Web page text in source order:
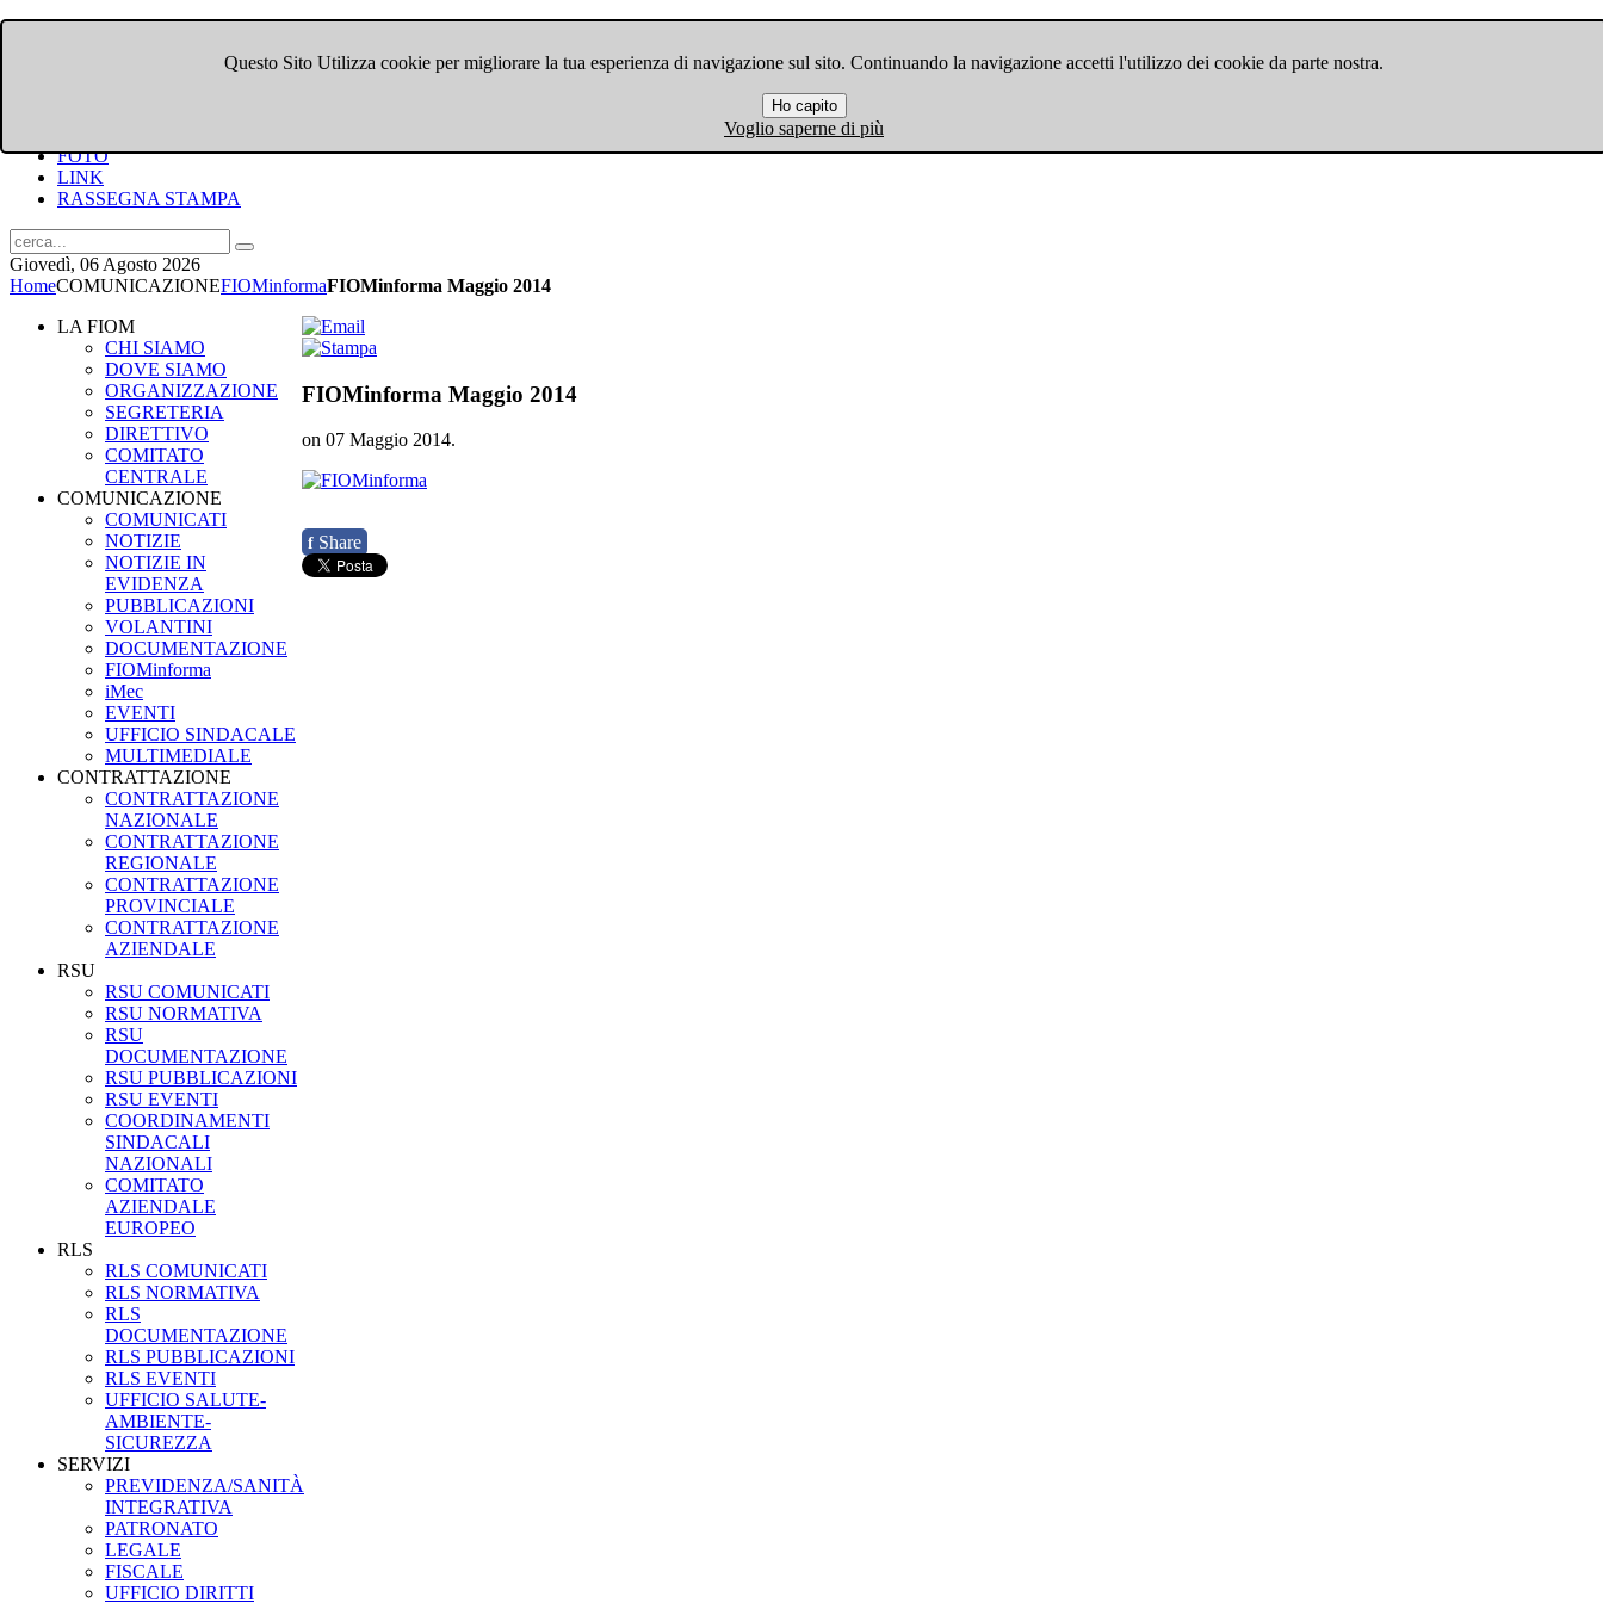
Questo Sito Utilizza cookie per migliorare la tua esperienza di navigazione sul sito. Continuando la navigazione accetti l'utilizzo dei cookie da parte nostra.
Ho capito
Voglio saperne di più
FOTO
LINK
RASSEGNA STAMPA
Giovedì, 06 Agosto 2026
HomeCOMUNICAZIONEFIOMinformaFIOMinforma Maggio 2014
FIOMinforma Maggio 2014
on 07 Maggio 2014.
f Share
LA FIOM
CHI SIAMO
DOVE SIAMO
ORGANIZZAZIONE
SEGRETERIA
DIRETTIVO
COMITATO
CENTRALE
COMUNICAZIONE
COMUNICATI
NOTIZIE
NOTIZIE IN
EVIDENZA
PUBBLICAZIONI
VOLANTINI
DOCUMENTAZIONE
FIOMinforma
iMec
EVENTI
UFFICIO SINDACALE
MULTIMEDIALE
CONTRATTAZIONE
CONTRATTAZIONE
NAZIONALE
CONTRATTAZIONE
REGIONALE
CONTRATTAZIONE
PROVINCIALE
CONTRATTAZIONE
AZIENDALE
RSU
RSU COMUNICATI
RSU NORMATIVA
RSU
DOCUMENTAZIONE
RSU PUBBLICAZIONI
RSU EVENTI
COORDINAMENTI
SINDACALI
NAZIONALI
COMITATO
AZIENDALE
EUROPEO
RLS
RLS COMUNICATI
RLS NORMATIVA
RLS
DOCUMENTAZIONE
RLS PUBBLICAZIONI
RLS EVENTI
UFFICIO SALUTE-
AMBIENTE-
SICUREZZA
SERVIZI
PREVIDENZA/SANITÀ
INTEGRATIVA
PATRONATO
LEGALE
FISCALE
UFFICIO DIRITTI